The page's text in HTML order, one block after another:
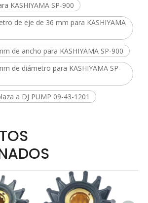
KASHIYAMA SP-900
de eje de 36 mm para KASHIYAMA
de ancho para KASHIYAMA SP-900
de diámetro para KASHIYAMA SP-
a DJ PUMP 09-43-1201